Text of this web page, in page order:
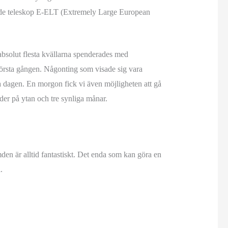
teleskop E-ELT (Extremely Large European
flesta kvällarna spenderades med
gången. Någonting som visade sig vara
dagen. En morgon fick vi även möjligheten att gå
på ytan och tre synliga månar.
är alltid fantastiskt. Det enda som kan göra en